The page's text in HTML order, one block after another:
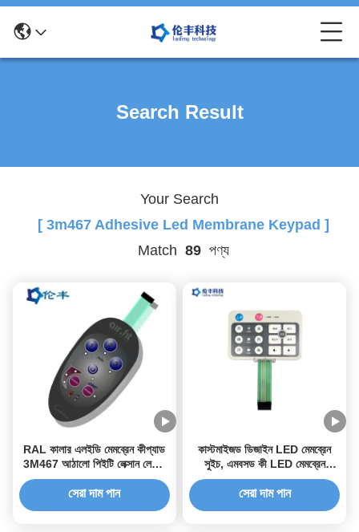
Search Result
Your Search
[ 3m467 Adhesive Led Membrane Keypad ]
Match 89 পণ্য
RAL কালার এলইডি মেমব্রেন কীপ্যাড
3M467 আঠালো পিইটি লেক্সান লেবেল
মেমব্রেন সুইচ ওভারলে
সেরা দাম পান
কাস্টমাইজড ডিজাইন LED মেমব্রেন
সুইচ, এমবসড কী LED মেমব্রেন
কীপ্যাড
সেরা দাম পান